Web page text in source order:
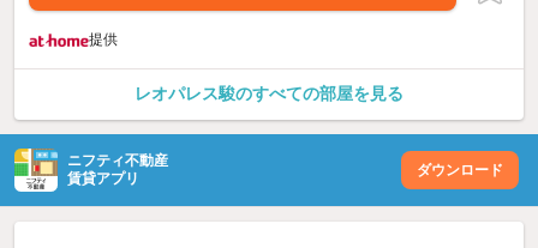
提供
レオパレス駿のすべての部屋を見る
ニフティ不動産
賃貸アプリ
ダウンロード